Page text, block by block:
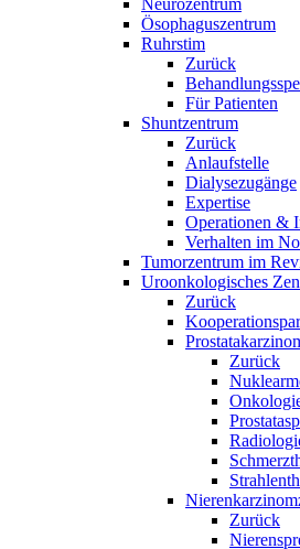
Neurozentrum
Ösophaguszentrum
Ruhrstim
Zurück
Für Patienten
Shuntzentrum
Zurück
Anlaufstelle
Dialysezugänge
Expertise
Operationen &
Verhalten im
Tumorzentrum im
Uroonkologisches
Zurück
Zurück
Zurück